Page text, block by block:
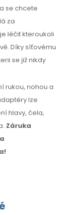
se chcete
za
léčit kteroukoli
Díky síťovému
se již nikdy
rukou, nohou a
lze
hlavy, čela,
Záruka
a